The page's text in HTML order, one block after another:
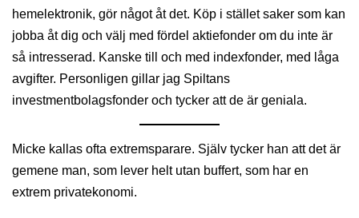
hemelektronik, gör något åt det. Köp i stället saker som kan
jobba åt dig och välj med fördel aktiefonder om du inte är
så intresserad. Kanske till och med indexfonder, med låga
avgifter. Personligen gillar jag Spiltans
investmentbolagsfonder och tycker att de är geniala.
Micke kallas ofta extremsparare. Själv tycker han att det är
gemene man, som lever helt utan buffert, som har en
extrem privatekonomi.